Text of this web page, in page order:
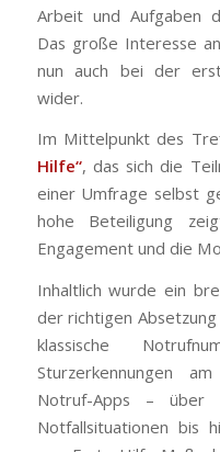
Arbeit und Aufgaben
Das große Interesse
nun auch bei der
wider.
Im Mittelpunkt des
Hilfe“, das sich die
einer Umfrage selbst
hohe Beteiligung
Engagement und die
Inhaltlich wurde ein
der richtigen
klassische
Sturzerkennungen
Notruf-Apps – über
Notfallsituationen bis